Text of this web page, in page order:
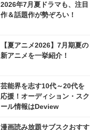
2026年7月夏ドラマも、注目
作＆話題作が勢ぞろい！
【夏アニメ2026】7月期夏の
新アニメを一挙紹介！
芸能界を志す10代～20代を
応援！オーディション・スク
ール情報はDeview
漫画読み放題サブスクおすす